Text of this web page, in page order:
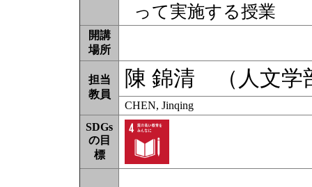
って実施する授業
開講
場所
担当
教員
陳 錦清 （人文学
CHEN, Jinqing
SDGs
の目
標